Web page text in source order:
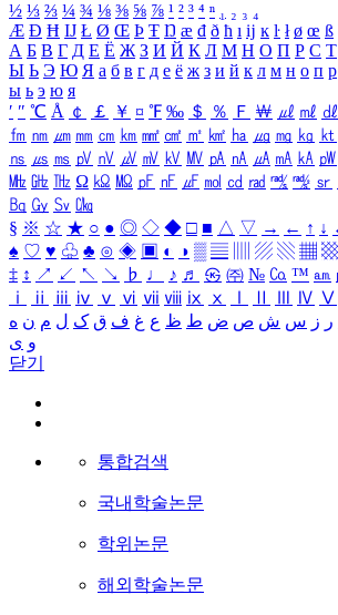
½ ⅓ ⅔ ¼ ¾ ⅛ ⅜ ⅝ ⅞ ¹ ² ³ ⁴ ⁿ ₁ ₂ ₃ ₄
Æ Ð Ħ Ĳ Ł Ø Œ Þ Ŧ Ŋ æ đ ð ħ ı ĳ ĸ ŀ ł ø œ ß
А Б В Г Д Е Ё Ж З И Й К Л М Н О П Р С Т
Ы Ь Э Ю Я а б в г д е ё ж з и й к л м н о п р
ы ь э ю я
′ ″ ℃ Å ￠ ￡ ￥ ¤ ℉ ‰ ＄ ％ Ｆ ￦ ㎕ ㎖ ㎗
㎙ ㎚ ㎛ ㎜ ㎝ ㎞ ㎟ ㎠ ㎡ ㎢ ㏊ ㎍ ㎎ ㎏ ㏏
㎱ ㎲ ㎳ ㎴ ㎵ ㎶ ㎷ ㎸ ㎹ ㎀ ㎁ ㎂ ㎃ ㎄ ㎺
㎒ ㎓ ㎔ Ω ㏀ ㏁ ㎊ ㎋ ㎌ ㏖ ㏅ ㎭ ㎮ ㎯ ㏛
㏃ ㏉ ㏜ ㏆
§ ※ ☆ ★ ○ ● ◎ ◇ ◆ □ ■ △ ▽ → ← ↑ ↓
♠ ♡ ♥ ♧ ♣ ⊙ ◈ ▣ ◐ ◑ ▒ ▤ ▨ ▧ ▦ ▩
‡ ↕ ↗ ↙ ↖ ↘ ♭ ♩ ♪ ♬ ㉿ ㈜ № ㏇ ™ ㏂
ⅰ
ⅱ ⅲ ⅳ ⅴ ⅵ ⅶ ⅷ ⅸ ⅹ Ⅳ Ⅴ
ر ز س ش ص ض ط ظ ع غ ف ق ک ل م ن ه
و ی
닫기
통합검색
국내학술논문
학위논문
해외학술논문